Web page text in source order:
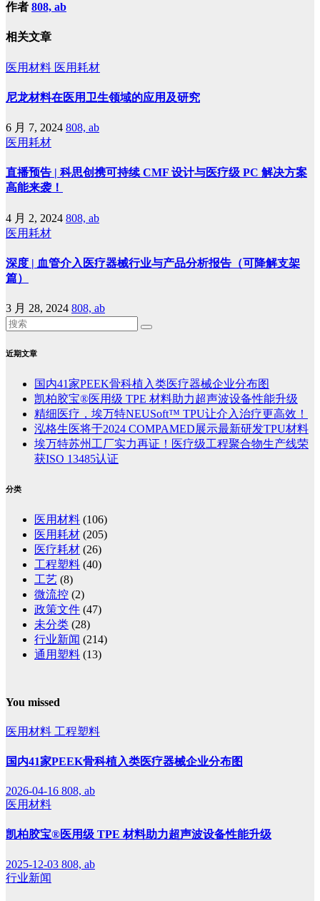
作者 808, ab
相关文章
医用材料 医用耗材
尼龙材料在医用卫生领域的应用及研究
6 月 7, 2024 808, ab
医用耗材
直播预告 | 科思创携可持续 CMF 设计与医疗级 PC 解决方案
高能来袭！
4 月 2, 2024 808, ab
医用耗材
深度 | 血管介入医疗器械行业与产品分析报告（可降解支架
篇）
3 月 28, 2024 808, ab
近期文章
国内41家PEEK骨科植入类医疗器械企业分布图
凯柏胶宝®医用级 TPE 材料助力超声波设备性能升级
精细医疗，埃万特NEUSoft™ TPU让介入治疗更高效！
泓格生医将于2024 COMPAMED展示最新研发TPU材料
埃万特苏州工厂实力再证！医疗级工程聚合物生产线荣
获ISO 13485认证
分类
医用材料 (106)
医用耗材 (205)
医疗耗材 (26)
工程塑料 (40)
工艺 (8)
微流控 (2)
政策文件 (47)
未分类 (28)
行业新闻 (214)
通用塑料 (13)
You missed
医用材料 工程塑料
国内41家PEEK骨科植入类医疗器械企业分布图
2026-04-16 808, ab
医用材料
凯柏胶宝®医用级 TPE 材料助力超声波设备性能升级
2025-12-03 808, ab
行业新闻